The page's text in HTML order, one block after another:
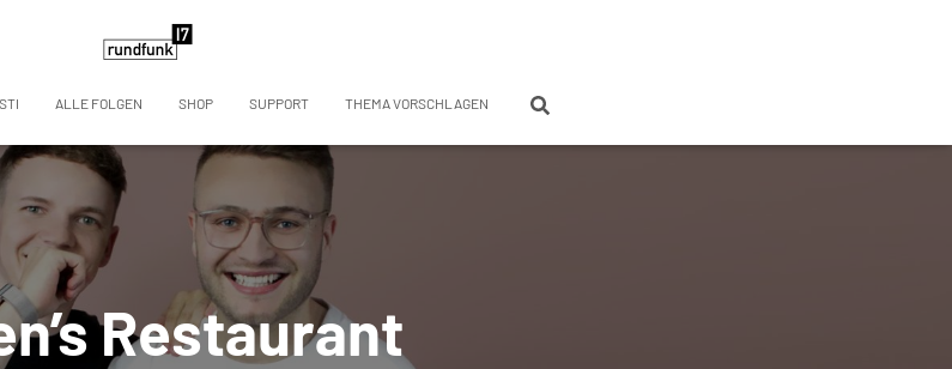
ALLE FOLGEN SHOP SUPPORT THEMA VORSCHLAGEN
Restaurant